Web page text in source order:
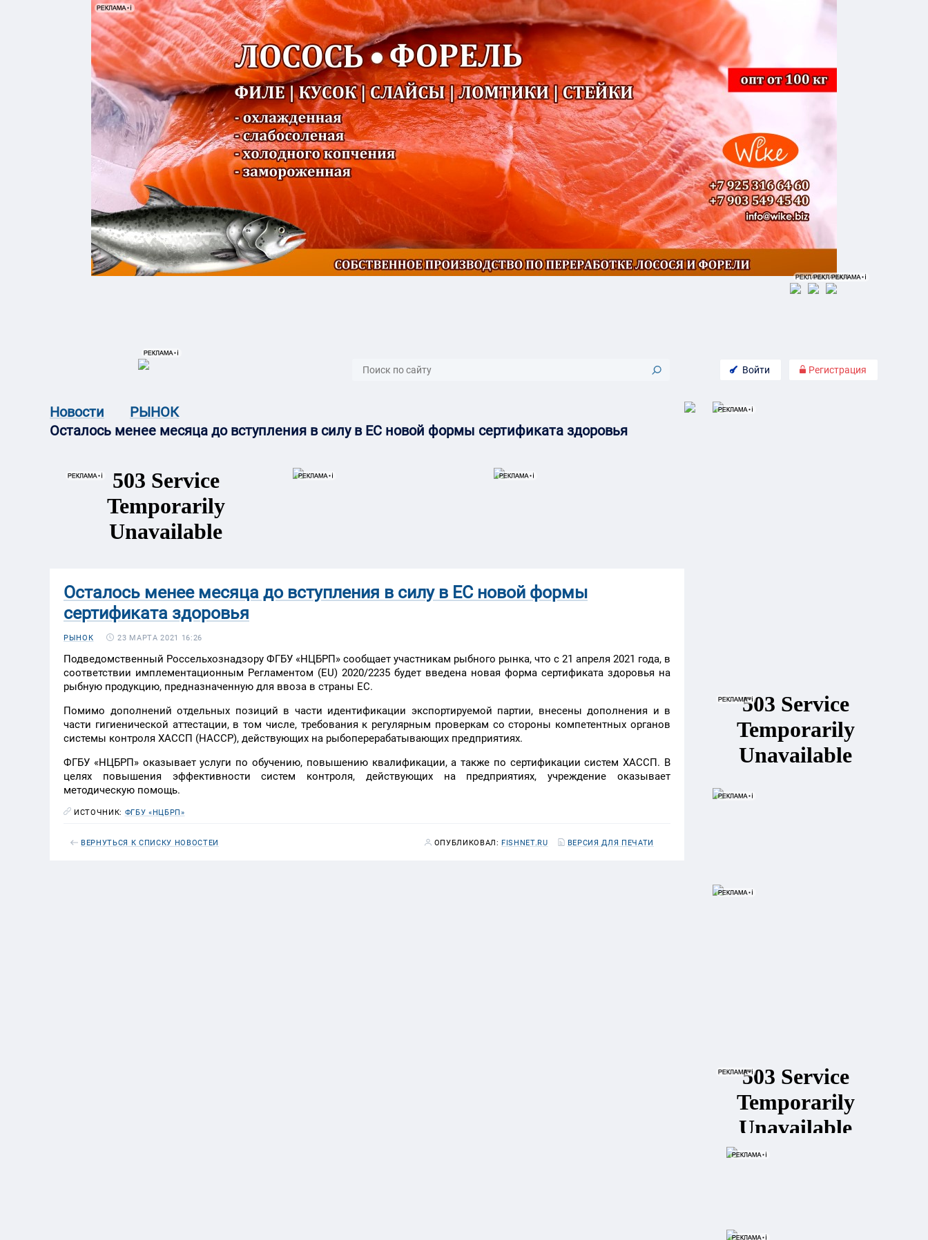
Войти Регистрация
Новости
РЫНОК
Осталось менее месяца до вступления в силу в ЕС новой формы сертификата здоровья
Осталось менее месяца до вступления в силу в ЕС новой формы
сертификата здоровья
РЫНОК 23 МАРТА 2021 16:26
Подведомственный Россельхознадзору ФГБУ «НЦБРП» сообщает участникам рыбного рынка, что с 21 апреля 2021 года, в
соответствии имплементационным Регламентом (EU) 2020/2235 будет введена новая форма сертификата здоровья на
рыбную продукцию, предназначенную для ввоза в страны ЕС.
Помимо дополнений отдельных позиций в части идентификации экспортируемой партии, внесены дополнения и в
части гигиенической аттестации, в том числе, требования к регулярным проверкам со стороны компетентных органов
системы контроля ХАCСП (HACCP), действующих на рыбоперерабатывающих предприятиях.
ФГБУ «НЦБРП» оказывает услуги по обучению, повышению квалификации, а также по сертификации систем ХАССП. В
целях повышения эффективности систем контроля, действующих на предприятиях, учреждение оказывает
методическую помощь.
ИСТОЧНИК: ФГБУ «НЦБРП»
ВЕРНУТЬСЯ К СПИСКУ НОВОСТЕЙ ОПУБЛИКОВАЛ: FISHNET.RU ВЕРСИЯ ДЛЯ ПЕЧАТИ